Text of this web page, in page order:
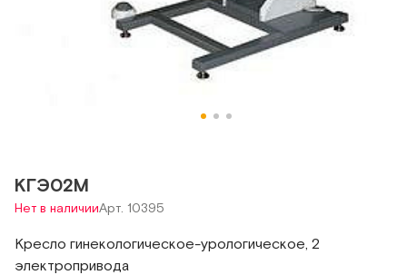
КГЭ02М
Нет в наличииАрт. 10395
Кресло гинекологическое-урологическое, 2
электропривода